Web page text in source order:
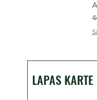
LAPAS KARTE